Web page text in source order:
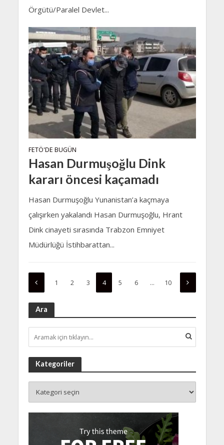
Örgütü/Paralel Devlet...
FETÖ'DE BUGÜN
Hasan Durmuşoğlu Dink
kararı öncesi kaçamadı
Hasan Durmuşoğlu Yunanistan’a kaçmaya
çalışırken yakalandı Hasan Durmuşoğlu, Hrant
Dink cinayeti sırasında Trabzon Emniyet
Müdürlüğü İstihbarattan...
1 2 3 4 5 6 … 10
Ara
Kategoriler